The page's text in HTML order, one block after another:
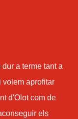
a terme tant a
volem aprofitar
d'Olot com de
els